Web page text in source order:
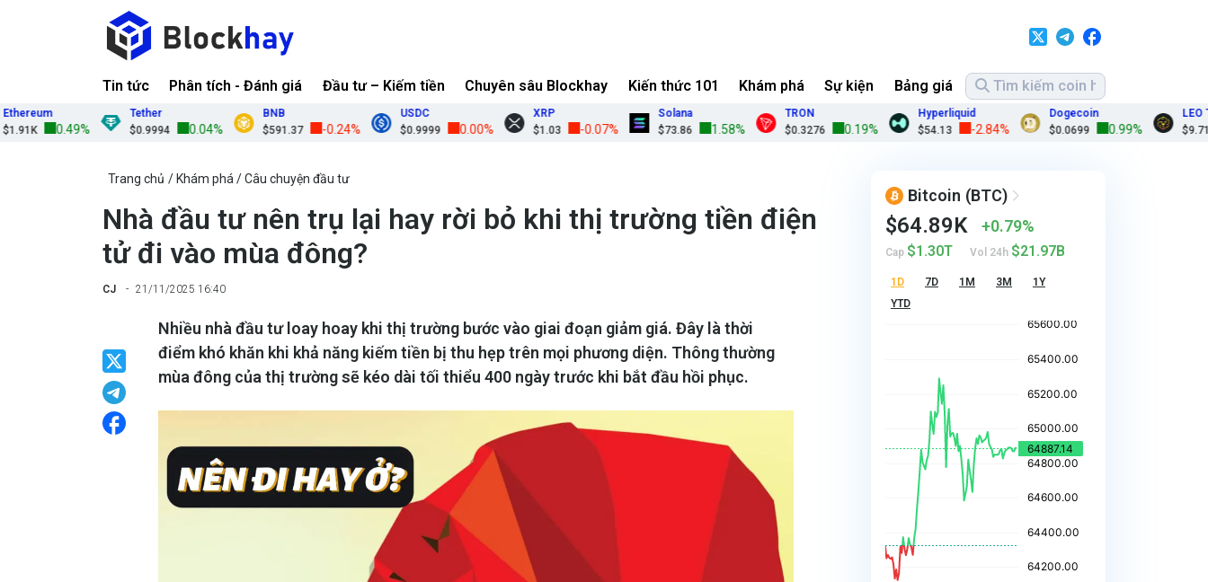
Tin tức Phân tích - Đánh giá Đầu tư – Kiếm tiền Chuyên sâu Blockhay Kiến thức 101 Khám phá Sự kiện Bảng giá
0.49%
Tether
$0.9994
0.04%
BNB
$591.37
-0.24%
USDC
$0.9999
0.00%
XRP
$1.03
-0.07%
Solana
$73.86
1.58%
TRON
$0.3276
0.19%
Hyperliquid
$54.13
-2.84%
Dogecoin
$0.0699
0.99%
LEO
$9.71
Trang chủ Khám phá Câu chuyện đầu tư
Nhà đầu tư nên trụ lại hay rời bỏ khi thị trường tiền điện
tử đi vào mùa đông?
CJ 21/11/2025 16:40
Nhiều nhà đầu tư loay hoay khi thị trường bước vào giai đoạn giảm giá. Đây là thời
điểm khó khăn khi khả năng kiếm tiền bị thu hẹp trên mọi phương diện. Thông thường
mùa đông của thị trường sẽ kéo dài tối thiểu 400 ngày trước khi bắt đầu hồi phục.
Bitcoin (BTC)
$64.89K 0.79%
Cap $1.30T Vol 24h $21.97B
1D 7D 1M 3M
1Y
YTD